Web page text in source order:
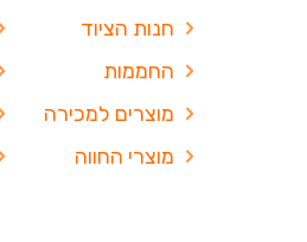
חנות הציוד
החממות
מוצרים למכירה
מוצרי החווה